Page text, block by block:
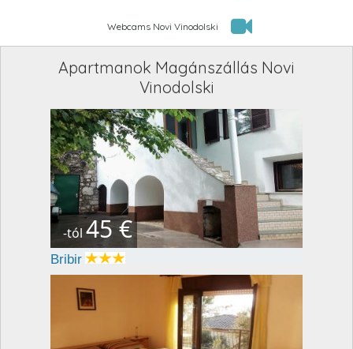
Webcams Novi Vinodolski
Apartmanok Magánszállás Novi
Vinodolski
-tól 45 €
Bribir